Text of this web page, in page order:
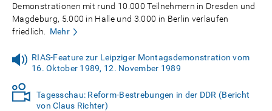
Demonstrationen mit rund 10.000 Teilnehmern in Dresden und
Magdeburg, 5.000 in Halle und 3.000 in Berlin verlaufen
friedlich.
Mehr
RIAS-Feature zur Leipziger Montagsdemonstration vom
16. Oktober 1989, 12. November 1989
Tagesschau: Reform-Bestrebungen in der DDR (Bericht
von Claus Richter)